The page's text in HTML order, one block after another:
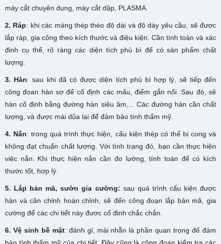
máy cắt chuyên dụng, máy cắt dập, PLASMA.
2. Ráp: khi các mảng thép théo độ dài và độ dày yêu cầu, sẽ được
lắp ráp, gia công theo kích thước và điệu kiện. Cần tính toàn và xác
đinh cụ thể, rõ ràng các diện tích phủ bì để có sản phẩm chất
lượng.
3. Hàn: sau khi đã có được diện tích phủ bì hợp lý, sẽ tiếp đến
công đoan hàn sơ để cố định các mấu, điểm gắn nối. Sau đó, sẽ
hàn cố định bằng đường hàn siêu âm,... Các đường hàn cần chất
lượng, và được mài dũa lại để đảm bảo tính thẩm mỹ.
4. Nắn: trong quá trình thực hiện, cấu kiện thép có thể bị cong và
không đạt chuẩn chất lượng. Với tình trạng đó, bạn cần thực hiện
việc nắn. Khi thực hiện nắn cần đo lường, tính toán để có kích
thước tốt, hợp lý.
5. Lắp bản mã, sườn gia cường: sau quá trình cấu kiện được
hàn và cân chỉnh hoàn chỉnh, sẽ đến công đoạn lắp bản mã, gia
cường để các chi tiết này được cố định chắc chắn.
6. Vệ sinh bề mặt: đánh gỉ, mài nhẵn là phần quan trọng để đảm